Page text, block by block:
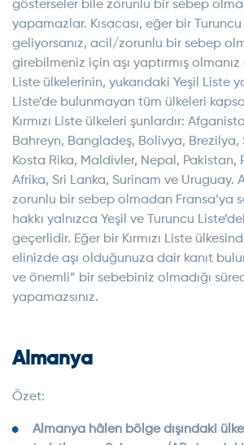
gösterseler bile zorunlu bir sebep
yapamazlar. Kısacası, eğer bir
geliyorsanız, acil/zorunlu bir sebep
girebilmeniz için aşı yaptırmış
Liste ülkelerinin, yukarıdaki Yeşil Liste ya
Liste’de bulunmayan tüm ülkeleri
Kırmızı Liste ülkeleri şunlardır:
Bahreyn, Bangladeş, Bolivya, Brezilya,
Kosta Rika, Maldivler, Nepal, Pakistan,
Afrika, Sri Lanka, Surinam ve Uruguay.
zorunlu bir sebep olmadan Fransa’ya
hakkı yalnızca Yeşil ve Turuncu
geçerlidir. Eğer bir Kırmızı Liste
elinizde aşı olduğunuza dair kanıt
ve önemli” bir sebebiniz olmadığı
yapamazsınız.
Almanya
Özet:
Almanya hâlen bölge dışındaki